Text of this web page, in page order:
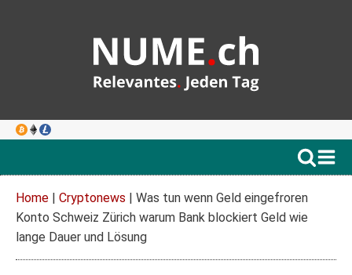
Home | Cryptonews | Was tun wenn Geld eingefroren
Konto Schweiz Zürich warum Bank blockiert Geld wie
lange Dauer und Lösung